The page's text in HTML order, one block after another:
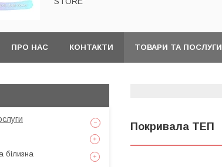
ПРО НАС КОНТАКТИ ТОВАРИ ТА ПОСЛУГИ
Покривала ТЕП
білизна